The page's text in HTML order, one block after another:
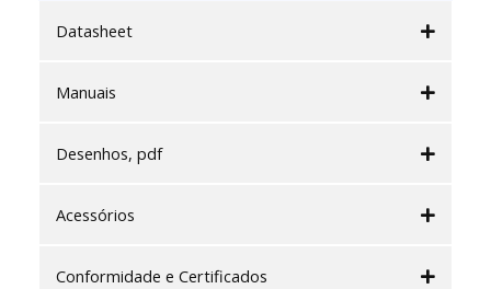
Datasheet
Manuais
Desenhos, pdf
Acessórios
Conformidade e Certificados